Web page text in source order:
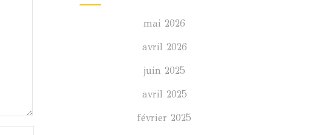
mai 2026
avril 2026
juin 2025
avril 2025
février 2025